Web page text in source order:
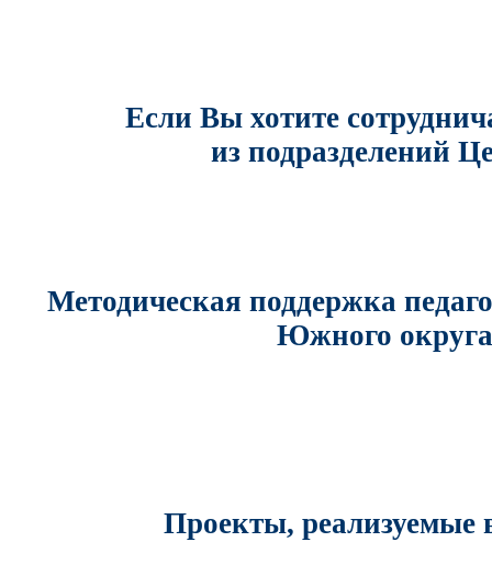
Если Вы хотите
из подразделений
Методическая поддержка
Южного округа
Проекты, реализуемые